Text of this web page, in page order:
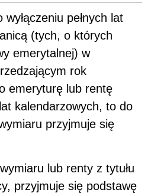
pełnych lat
(tych, o których
emerytalnej) w
rok
emeryturę lub rentę
kalendarzowych, to do
przyjmuje się
lub renty z tytułu
przyjmuje się podstawę